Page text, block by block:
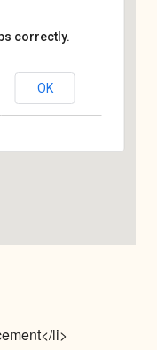
correctly.
OK
li>